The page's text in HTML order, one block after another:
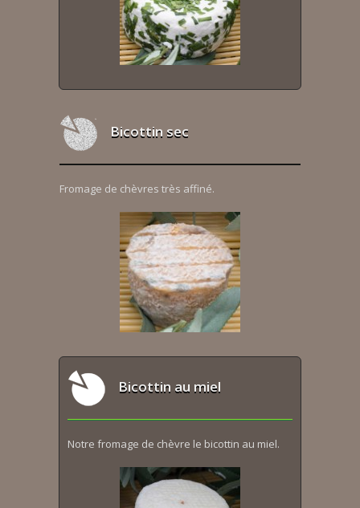
Bicottin sec
Fromage de chèvres très affiné.
Bicottin au miel
Notre fromage de chèvre le bicottin au miel.